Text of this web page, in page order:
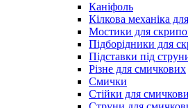
Каніфоль
Кілкова механіка
Мостики для
Підборiдники для
Підставки під
Різне для смичкових
Смички
Стійки для